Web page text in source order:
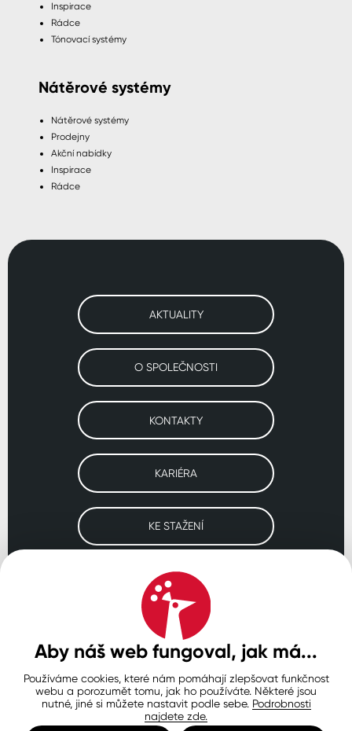
Inspirace
Rádce
Tónovací systémy
Nátěrové systémy
Nátěrové systémy
Prodejny
Akční nabídky
Inspirace
Rádce
AKTUALITY
O SPOLEČNOSTI
KONTAKTY
KARIÉRA
KE STAŽENÍ
Navštivte naše pobočky
SLOVENSKO POLSKO
Ochrana osobních údajů
Zásady používání souborů cookie
Nastavení cookies
© Copyright 2026 COLORLAK
Aby náš web fungoval, jak má...
Používáme cookies, které nám pomáhají zlepšovat funkčnost
webu a porozumět tomu, jak ho používáte. Některé jsou
nutné, jiné si můžete nastavit podle sebe. Podrobnosti
najdete zde.